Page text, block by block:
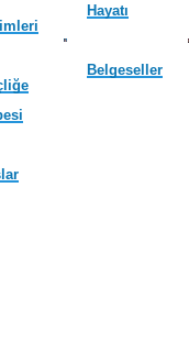
Hayatı
Belgeseller